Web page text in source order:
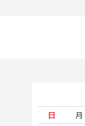
日
月